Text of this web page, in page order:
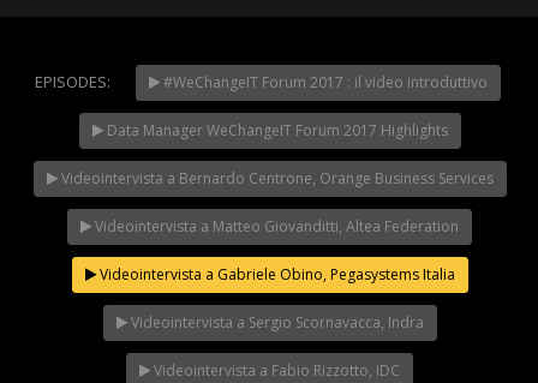
NOW PLAYING
WeChangeIT Forum
2023 – Il Made in Italy
secondo Giulio Sapelli
EPISODES: #WeChangeIT Forum 2017 : il video introduttivo
Data Manager WeChangeIT Forum 2017 Highlights
Videointervista a Bernardo Centrone, Orange Business Services
Videointervista a Matteo Giovanditti, Altea Federation
Videointervista a Gabriele Obino, Pegasystems Italia
Videointervista a Sergio Scornavacca, Indra
Videointervista a Fabio Rizzotto, IDC